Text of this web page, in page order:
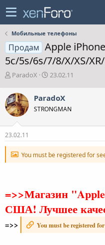
Мобильные телефоны
Продам Apple iРhone
5c/5s/6s/7/8/X/XS/
А
т
о
р
т
е
м
и
ParadoX
Д
а
с
в
р
е
н
23.02.11
ParadoX
STRONGMAN
23.02.11
You must be registered for
=>>Магазин
США! Лучшее
=>> You must be registered